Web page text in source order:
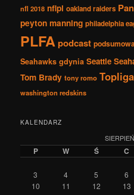
nfl 2018 nflpl oakland raiders
peyton manning philadelphia
PLFA podcast
Seahawks gdynia Seattle
Tom Brady tony romo Topliga
washington redskins
KALENDARZ
P W Ś C
3
4 5 6
10
11 12 13